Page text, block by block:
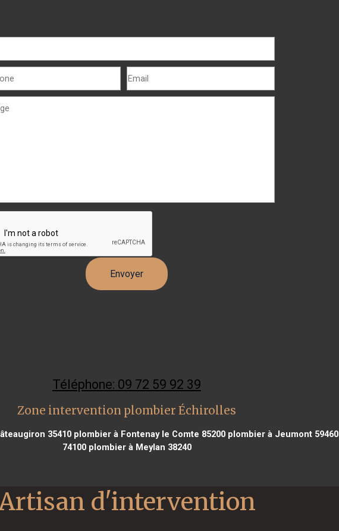
Téléphone: 09 72 59 92 39
Zone intervention plombier Échirolles
35410 plombier à Fontenay le Comte 85200 plombier à Jeumont 59460
74100plombier à Meylan 38240
d'intervention